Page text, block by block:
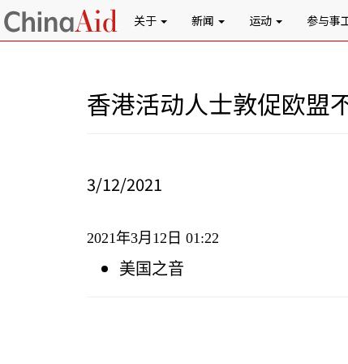
关于 新闻 运动 参与事
香港活动人士敦促欧盟
3/12/2021
2021年3月 12 日 01:22
美国之音